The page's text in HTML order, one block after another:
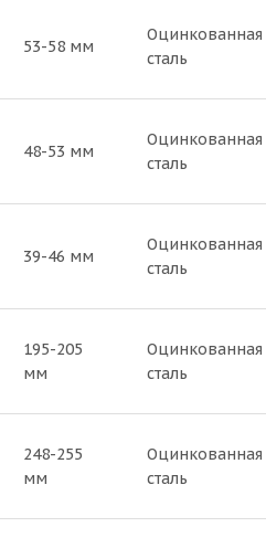
53-58 мм
Оцинкованная
сталь
48-53 мм
Оцинкованная
сталь
39-46 мм
Оцинкованная
сталь
195-205
мм
Оцинкованная
сталь
248-255
мм
Оцинкованная
сталь